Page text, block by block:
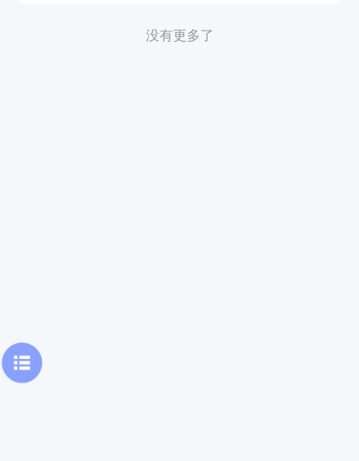
没有更多了